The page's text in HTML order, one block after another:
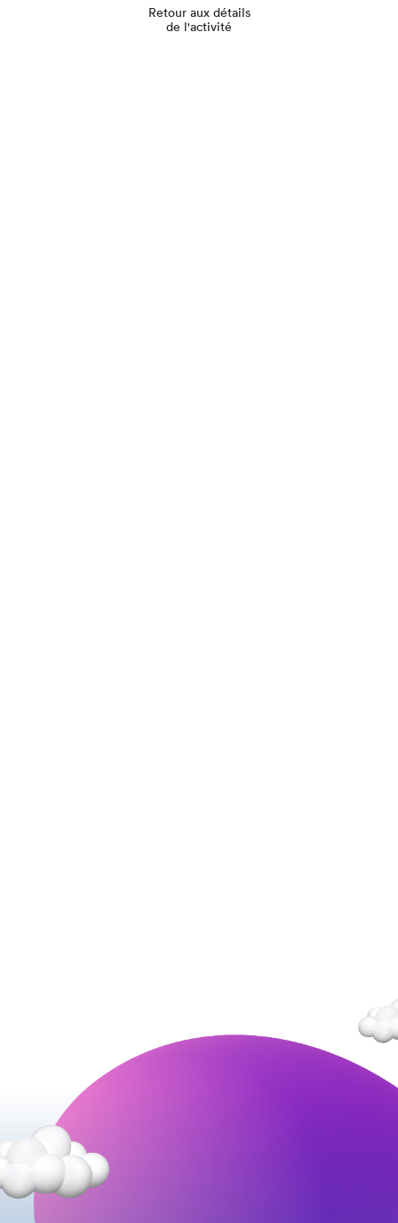
Retour aux détails
de l'activité